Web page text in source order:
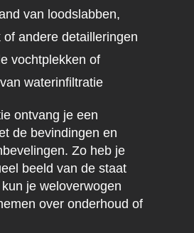
van loodslabben,
of andere detailleringen
vochtplekken of
waterinfiltratie
ontvang je een
de bevindingen en
Zo heb je
beeld van de staat
je weloverwogen
over onderhoud of